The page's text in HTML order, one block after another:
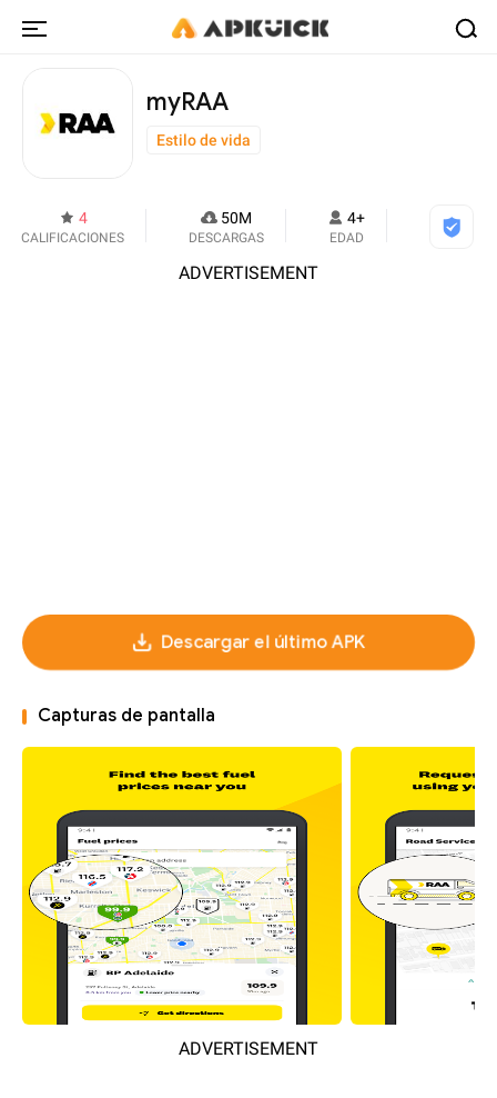
myRAA
Estilo de vida
4
CALIFICACIONES
50M
DESCARGAS
4+
EDAD
ADVERTISEMENT
Descargar el último APK
Capturas de pantalla
ADVERTISEMENT